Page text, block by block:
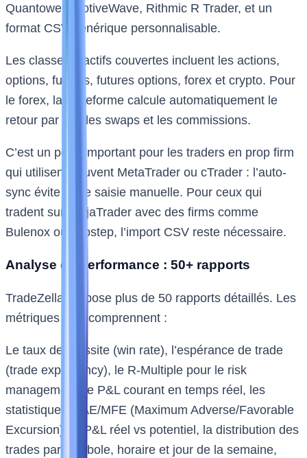
Quantower, MotiveWave, Rithmic R Trader, et un
format CSV générique personnalisable.
Les classes d’actifs couvertes incluent les actions,
options, futures, futures options, forex et crypto. Pour
le forex, la plateforme calcule automatiquement le
retour par pip, les swaps et les commissions.
C’est un point important pour les traders en prop firm
qui utilisent souvent MetaTrader ou cTrader : l’auto-
sync évite toute saisie manuelle. Pour ceux qui
tradent sur NinjaTrader avec des firms comme
Bulenox ou Topstep, l’import CSV reste nécessaire.
Analyse de performance : 50+ rapports
TradeZella propose plus de 50 rapports détaillés. Les
métriques clés comprennent :
Le taux de réussite (win rate), l’espérance de trade
(trade expectancy), le R-Multiple pour le risk
management, le P&L courant en temps réel, les
statistiques MAE/MFE (Maximum Adverse/Favorable
Excursion), le P&L réel vs potentiel, la distribution des
trades par symbole, horaire et jour de la semaine,